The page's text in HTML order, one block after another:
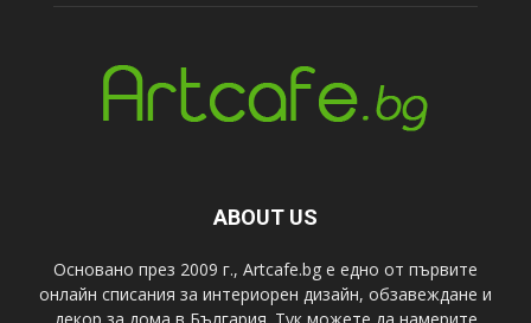
ABOUT US
Основано през 2009 г., Artcafe.bg е едно от първите
онлайн списания за интериорен дизайн, обзавеждане и